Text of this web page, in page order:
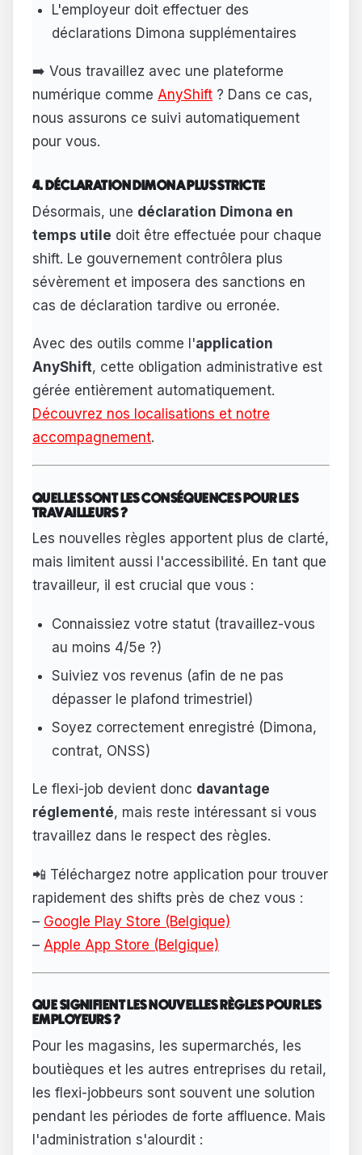
L'employeur doit effectuer des
déclarations Dimona supplémentaires
➡️ Vous travaillez avec une plateforme
numérique comme AnyShift ? Dans ce cas,
nous assurons ce suivi automatiquement
pour vous.
4. DÉCLARATION DIMONA PLUS STRICTE
Désormais, une déclaration Dimona en
temps utile doit être effectuée pour chaque
shift. Le gouvernement contrôlera plus
sévèrement et imposera des sanctions en
cas de déclaration tardive ou erronée.
Avec des outils comme l'application
AnyShift, cette obligation administrative est
gérée entièrement automatiquement.
Découvrez nos localisations et notre
accompagnement.
QUELLES SONT LES CONSÉQUENCES POUR LES
TRAVAILLEURS ?
Les nouvelles règles apportent plus de clarté,
mais limitent aussi l'accessibilité. En tant que
travailleur, il est crucial que vous :
Connaissiez votre statut (travaillez-vous
au moins 4/5e ?)
Suiviez vos revenus (afin de ne pas
dépasser le plafond trimestriel)
Soyez correctement enregistré (Dimona,
contrat, ONSS)
Le flexi-job devient donc davantage
réglementé, mais reste intéressant si vous
travaillez dans le respect des règles.
📲 Téléchargez notre application pour trouver
rapidement des shifts près de chez vous :
– Google Play Store (Belgique)
– Apple App Store (Belgique)
QUE SIGNIFIENT LES NOUVELLES RÈGLES POUR LES
EMPLOYEURS ?
Pour les magasins, les supermarchés, les
boutièques et les autres entreprises du retail,
les flexi-jobbeurs sont souvent une solution
pendant les périodes de forte affluence. Mais
l'administration s'alourdit :